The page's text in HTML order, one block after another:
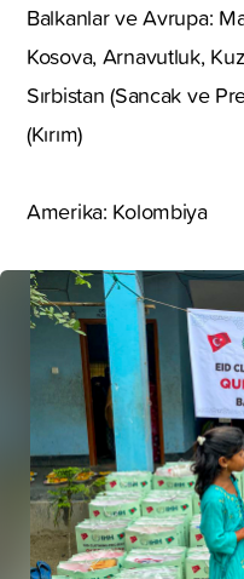
Balkanlar ve Avrupa:
Kosova, Arnavutluk,
Sırbistan (Sancak ve
(Kırım)
Amerika: Kolombiya